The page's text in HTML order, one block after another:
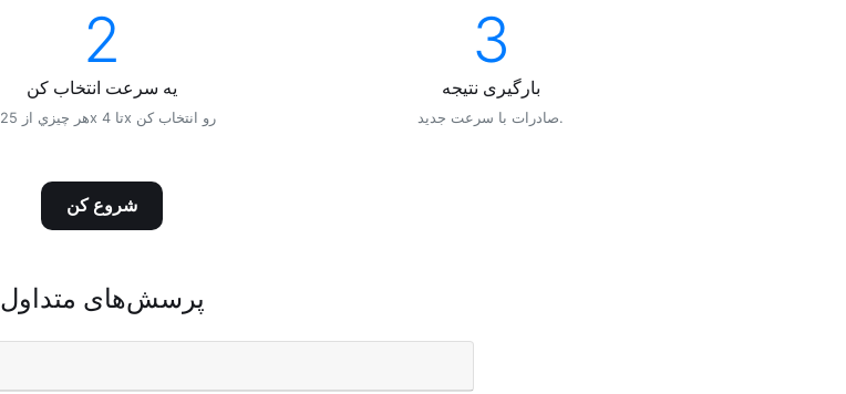
2
يه سرعت انتخاب کن
هر چيزي از 0.25x تا 4x رو انتخاب کن
3
بارگیری نتیجه
صادرات با سرعت جدید.
شروع کن
پرسش‌های متداول